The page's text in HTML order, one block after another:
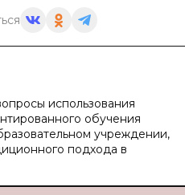
использования
обучения
учреждении,
подхода в